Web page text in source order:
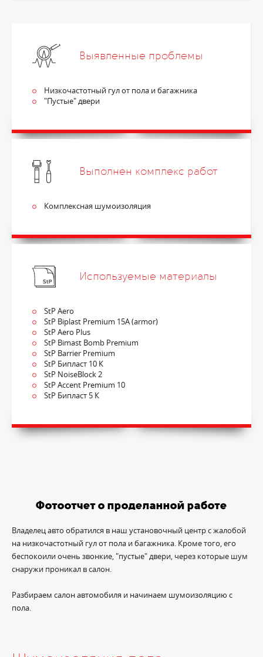
Выявленные проблемы
Низкочастотный гул от пола и багажника
"Пустые" двери
Выполнен комплекс работ
Комплексная шумоизоляция
Используемые материалы
StP Aero
StP Biplast Premium 15A (armor)
StP Aero Plus
StP Bimast Bomb Premium
StP Barrier Premium
StP Бипласт 10 К
StP NoiseBlock 2
StP Accent Premium 10
StP Бипласт 5 К
Фотоотчет о проделанной работе
Владелец авто обратился в наш установочный центр с жалобой
на низкочастотный гул от пола и багажника. Кроме того, его
беспокоили очень звонкие, "пустые" двери, через которые шум
снаружи проникал в салон.
Разбираем салон автомобиля и начинаем шумоизоляцию с
пола.